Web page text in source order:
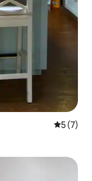
5 de
5 (7)